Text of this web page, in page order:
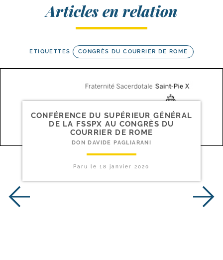
Articles en relation
ETIQUETTES CONGRÈS DU COURRIER DE ROME
CONFÉRENCE DU SUPÉRIEUR GÉNÉRAL
DE LA FSSPX AU CONGRÈS DU
COURRIER DE ROME
DON DAVIDE PAGLIARANI
Paru le18 janvier 2020